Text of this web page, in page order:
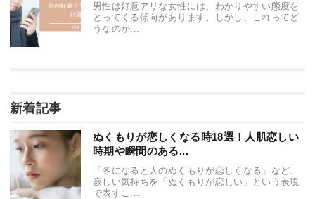
男性は好意アリな女性には、わかりやすい態度を
とってくる傾向があります。しかし、これってど
うなのか...
新着記事
ぬくもりが恋しくなる時18選！人肌恋しい
時期や瞬間のある...
「冬になると人のぬくもりが恋しくなる」など、
寂しい気持ちを「ぬくもりが恋しい」という表現
で表すこ...